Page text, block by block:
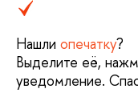
Нашли опечатку?
Выделите её,
уведомление.